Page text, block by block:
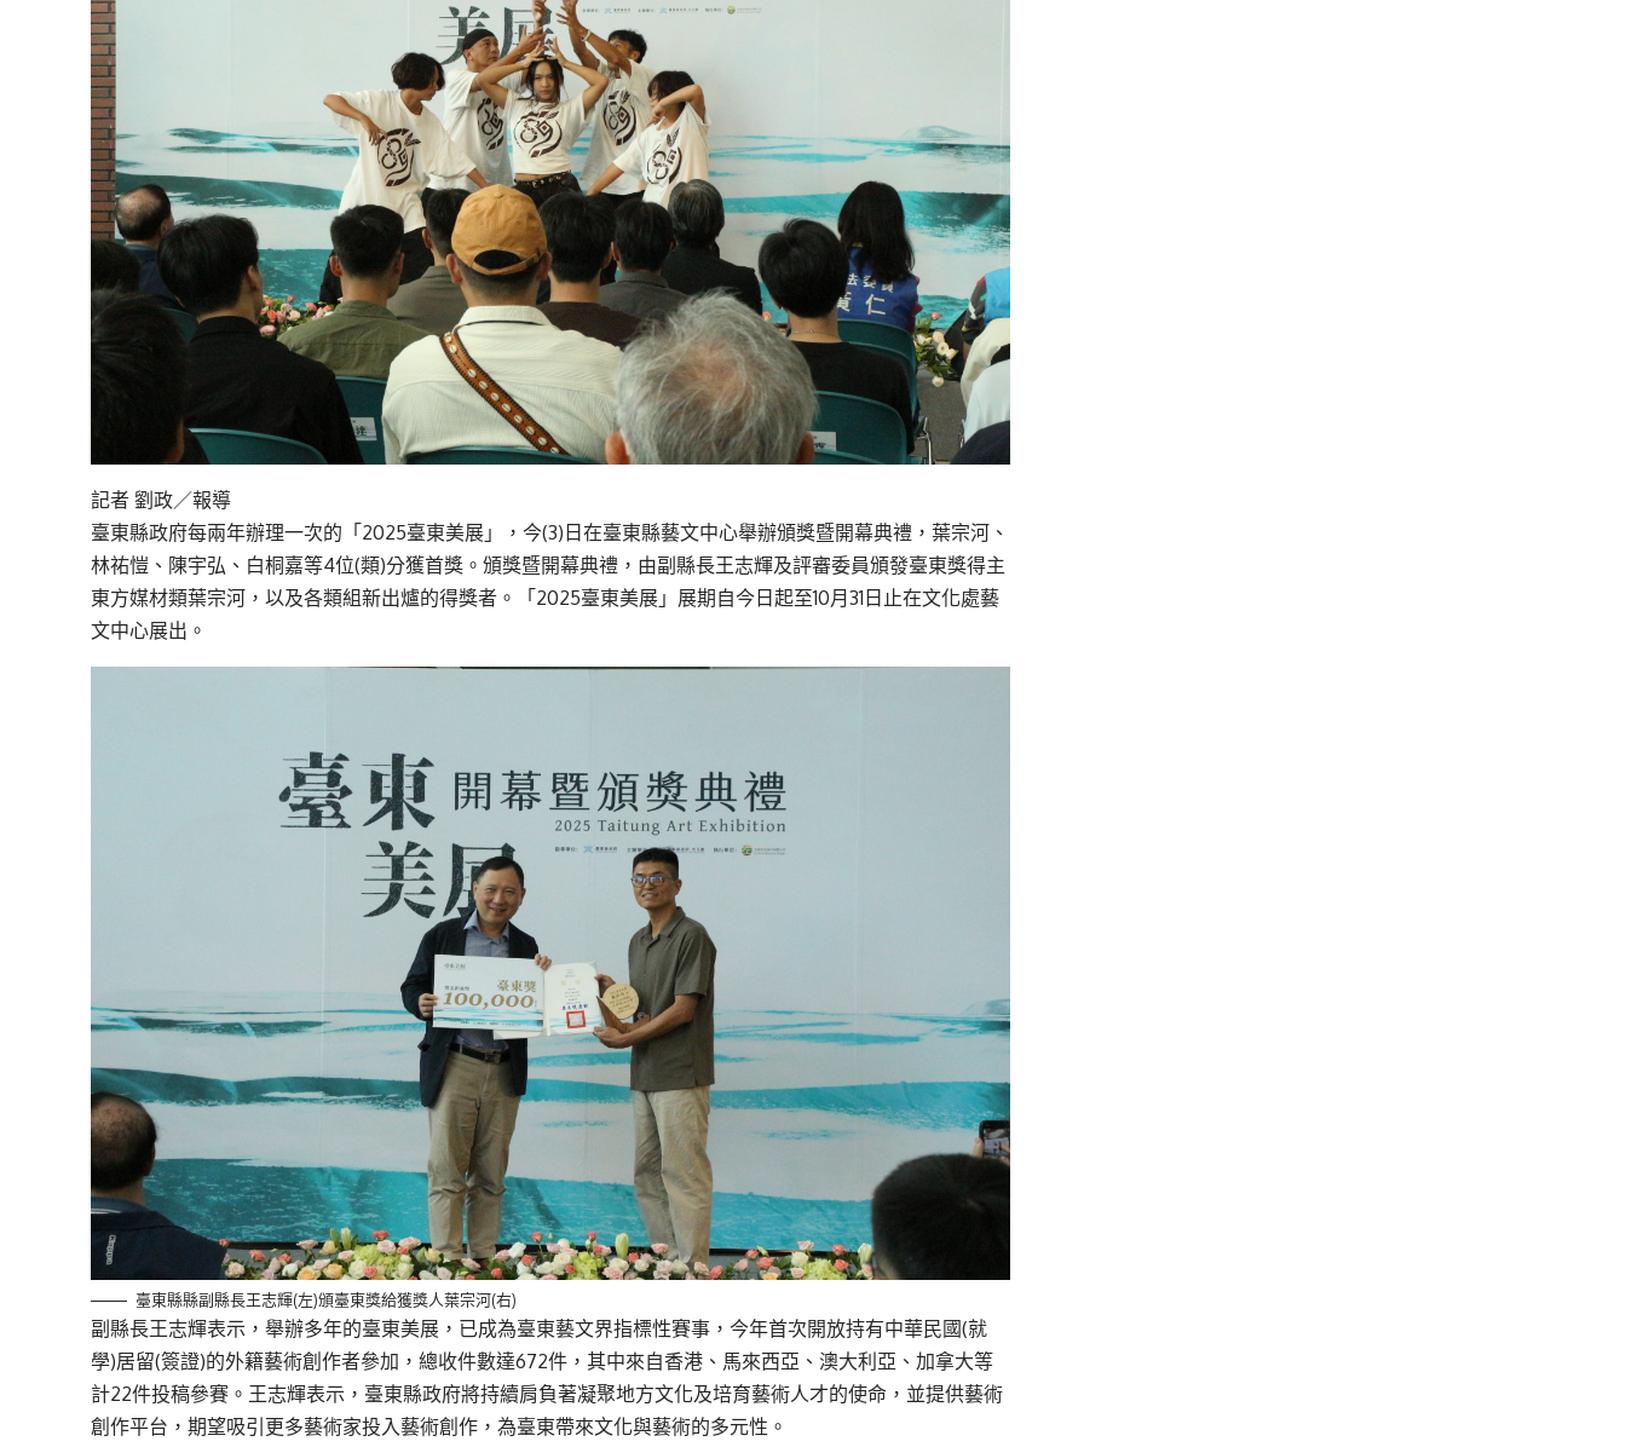
記者 劉政／報導
臺東縣政府每兩年辦理一次的「2025臺東美展」，今(3)日在臺東縣藝文中心舉辦頒獎暨開幕典禮，葉宗河、
林祐愷、陳宇弘、白桐嘉等4位(類)分獲首獎。頒獎暨開幕典禮，由副縣長王志輝及評審委員頒發臺東獎得主
東方媒材類葉宗河，以及各類組新出爐的得獎者。「2025臺東美展」展期自今日起至10月31日止在文化處藝
文中心展出。
臺東縣縣副縣長王志輝(左)頒臺東獎給獲獎人葉宗河(右)
副縣長王志輝表示，舉辦多年的臺東美展，已成為臺東藝文界指標性賽事，今年首次開放持有中華民國(就
學)居留(簽證)的外籍藝術創作者參加，總收件數達672件，其中來自香港、馬來西亞、澳大利亞、加拿大等
計22件投稿參賽。王志輝表示，臺東縣政府將持續肩負著凝聚地方文化及培育藝術人才的使命，並提供藝術
創作平台，期望吸引更多藝術家投入藝術創作，為臺東帶來文化與藝術的多元性。